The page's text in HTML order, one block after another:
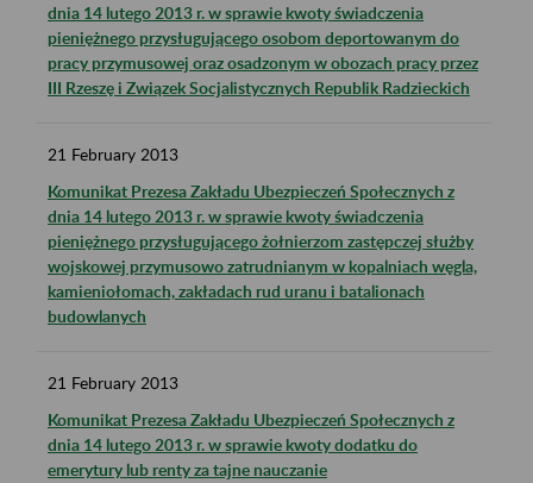
dnia 14 lutego 2013 r. w sprawie kwoty świadczenia
pieniężnego przysługującego osobom deportowanym do
pracy przymusowej oraz osadzonym w obozach pracy przez
III Rzeszę i Związek Socjalistycznych Republik Radzieckich
21 February 2013
Komunikat Prezesa Zakładu Ubezpieczeń Społecznych z
dnia 14 lutego 2013 r. w sprawie kwoty świadczenia
pieniężnego przysługującego żołnierzom zastępczej służby
wojskowej przymusowo zatrudnianym w kopalniach węgla,
kamieniołomach, zakładach rud uranu i batalionach
budowlanych
21 February 2013
Komunikat Prezesa Zakładu Ubezpieczeń Społecznych z
dnia 14 lutego 2013 r. w sprawie kwoty dodatku do
emerytury lub renty za tajne nauczanie